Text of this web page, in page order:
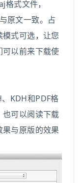
式文件，
原文一致。占
式可选，让您
以前来下载使
KDH和PDF格
可以阅读下载
与原版的效果